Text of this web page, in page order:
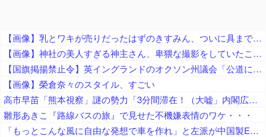
【画像】乳とワキが売りだったはずのきすみん、ついに具まで売り出すｗｗｗｗｗ
【画像】神社の美人すぎる神主さん、卑猥な撮影をしていたことが判明ｗｗｗｗｗｗｗｗ
【国旗掲揚禁止令】英イングランドのオクソン州議会「公道にイングランド旗・英国旗の掲揚を禁止」の方針、英高等裁判所も支持
【画像】榮倉奈々のスタイル、すごい
高市早苗「熊本視察」謎の勢力「3分間滞在！（大嘘」内閣広報官「事実無根（全否定」高市早苗「51分間視察（首相動静」マスコミ「被災者証言で10秒！（印象操作」→
雛形あきこ『路線バスの旅』で見せた不機嫌表情のワケ・・・
「もっとこんな風に自由な発想で車を作れ」と左派が中国製EVを絶賛、だがそのシステムは日本が40年前に……